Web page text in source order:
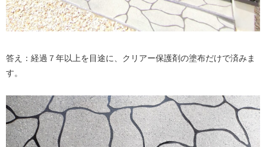
答え：経過７年以上を目途に、クリアー保護剤の塗布だけで済みま
す。